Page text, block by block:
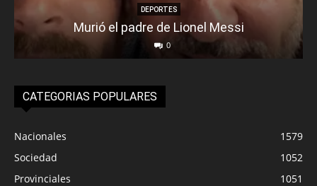
DEPORTES
Murió el padre de Lionel Messi
0
CATEGORIAS POPULARES
Nacionales
1579
Sociedad
1052
Provinciales
1051